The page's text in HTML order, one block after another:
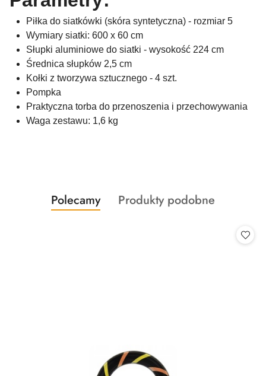
Piłka do siatkówki (skóra syntetyczna) - rozmiar 5
Wymiary siatki: 600 x 60 cm
Słupki aluminiowe do siatki - wysokość 224 cm
Średnica słupków 2,5 cm
Kołki z tworzywa sztucznego - 4 szt.
Pompka
Praktyczna torba do przenoszenia i przechowywania
Waga zestawu: 1,6 kg
Pomiń karuzelę produktów
Produkty
o
Polecamy
Produkty
Produkty podobne